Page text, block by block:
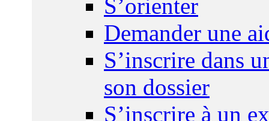
S’orienter
Demander une
S’inscrire dans
son dossier
S’inscrire à un